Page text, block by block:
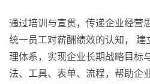
通过培训与宣贯，传递企业经营
统一员工对薪酬绩效的认知， 建
理体系，实现企业长期战略目标
法、工具、表单、流程，帮助企